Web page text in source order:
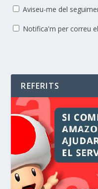
Aviseu-me del
Notifica'm per correu
REFERITS